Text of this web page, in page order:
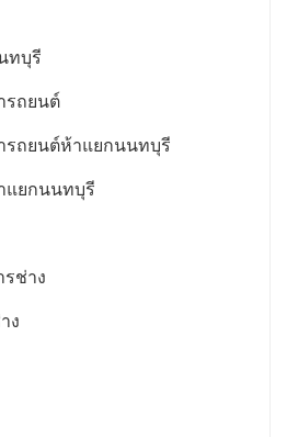
ทบุรี
รถยนต์
ถยนต์ห้าแยกนนทบุรี
แยกนนทบุรี
ช่าง
ง